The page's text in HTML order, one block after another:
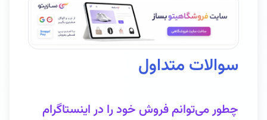
سوالات متداول
چطور می‌توانم فروش خود را در اینستاگرام